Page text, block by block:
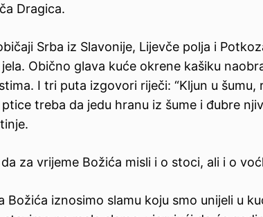
Dragica.
Srba iz Slavonije, Lijevče polja i
Obično glava kuće okrene kašiku
I tri puta izgovori riječi: “Kljun u
treba da jedu hranu iz šume i đubre
za vrijeme Božića misli i o stoci, ali i o
Božića iznosimo slamu koju smo unijeli u